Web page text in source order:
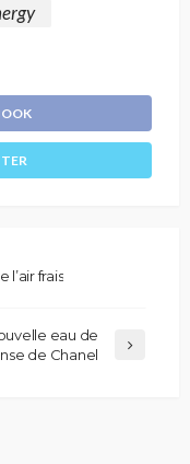
l’air frais
eau de
de Chanel